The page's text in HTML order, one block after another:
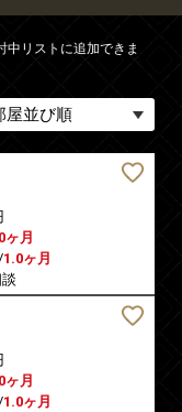
中リストに追加できま
0ヶ月
1.0ヶ月
0ヶ月
1.0ヶ月